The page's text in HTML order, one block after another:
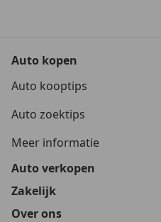
Auto kopen
Auto kooptips
Auto zoektips
Meer informatie
Auto verkopen
Zakelijk
Over ons